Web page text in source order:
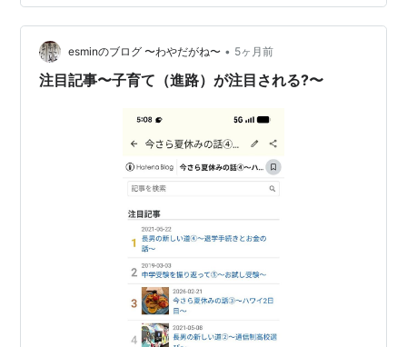
回ＣＡを押しても、「1111…」の表示が出ます。おバカに
なってるの。 １０年以上は使ってますからね。寿命でし
ょうね。 こんなどうでもよいことを記事にしたのは、電
卓の記事が「注目記事ランキング」に入ってるからで
esminのブログ 〜わやだがね〜 • 5ヶ月前
注目記事〜子育て（進路）が注目される?〜